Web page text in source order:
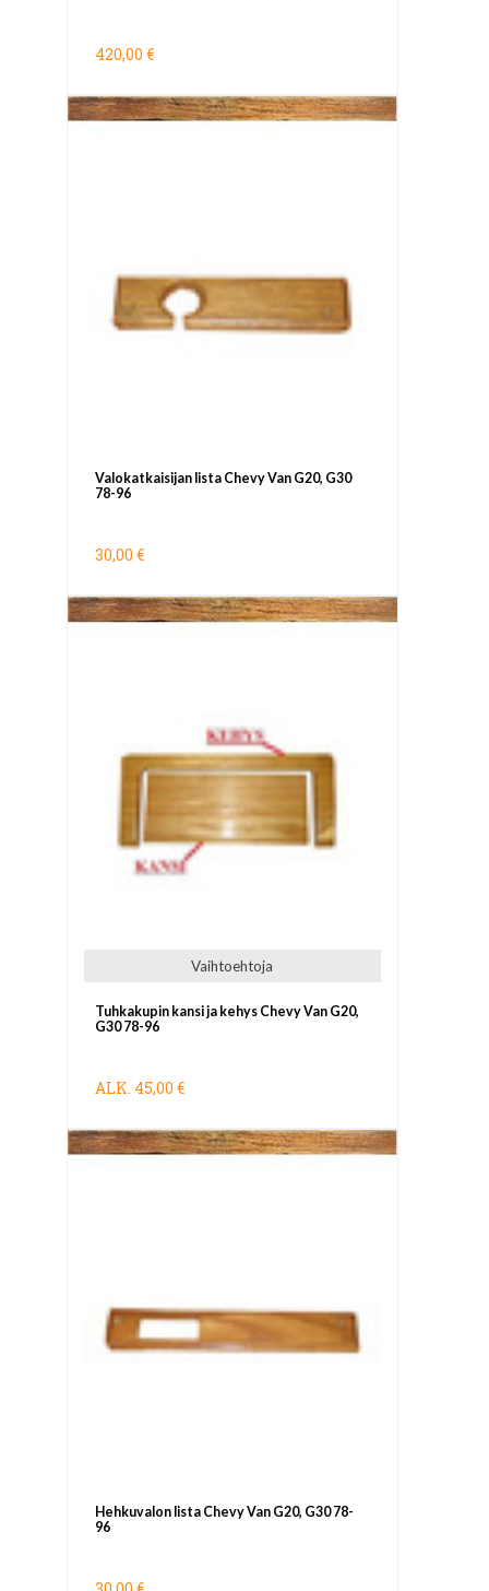
420,00 €
Valokatkaisijan lista Chevy Van G20, G30
78-96
30,00 €
Vaihtoehtoja
Tuhkakupin kansi ja kehys Chevy Van G20,
G30 78-96
ALK. 45,00 €
Hehkuvalon lista Chevy Van G20, G30 78-
96